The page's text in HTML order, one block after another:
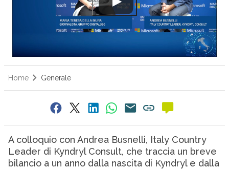
Home Generale
A colloquio con Andrea Busnelli, Italy Country
Leader di Kyndryl Consult, che traccia un breve
bilancio a un anno dalla nascita di Kyndryl e dalla